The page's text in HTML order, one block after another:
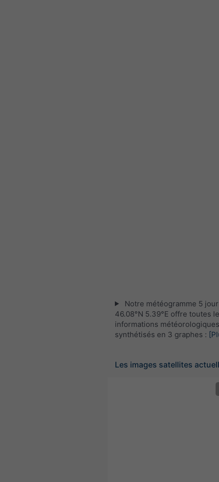
Notre météogramme 5
46.08°N 5.39°E offre toutes
informations météorologiques
synthétisés en 3 graphes :
Les images satellites